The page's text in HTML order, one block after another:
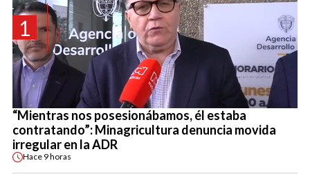
1
“Mientras nos posesionábamos, él estaba
contratando”: Minagricultura denuncia movida
irregular en la ADR
Hace 9 horas